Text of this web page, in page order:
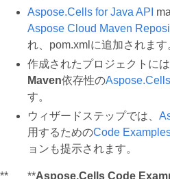
Aspose.Cells for Java API
Aspose Cloud Maven
れ、pom.xmlに追加されます
作成されたプロジェクトに
Maven依存性の
す。
ウィザードステップでは、
用するためのCode
ョンも提示されます。
** **Aspose.Cells Code